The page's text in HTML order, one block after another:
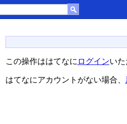
この操作ははてなに ログインい
はてなにアカウントがない場合、